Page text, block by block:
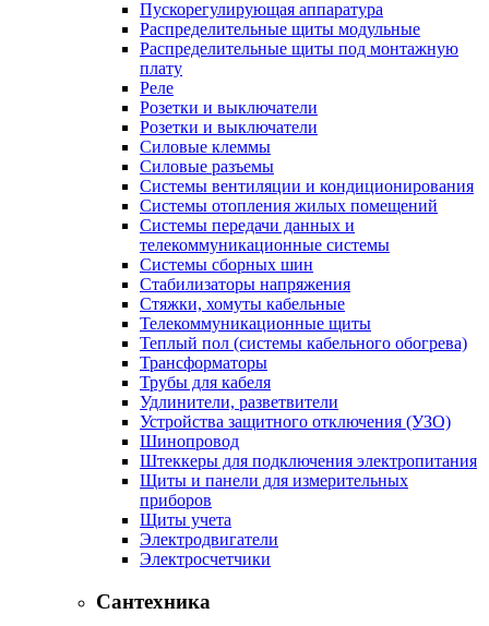
Пускорегулирующая аппаратура
Распределительные щиты модульные
Распределительные щиты под монтажную
плату
Реле
Розетки и выключатели
Розетки и выключатели
Силовые клеммы
Силовые разъемы
Системы вентиляции и кондиционирования
Системы отопления жилых помещений
Системы передачи данных и
телекоммуникационные системы
Системы сборных шин
Стабилизаторы напряжения
Стяжки, хомуты кабельные
Телекоммуникационные щиты
Теплый пол (системы кабельного обогрева)
Трансформаторы
Трубы для кабеля
Удлинители, разветвители
Устройства защитного отключения (УЗО)
Шинопровод
Штеккеры для подключения электропитания
Щиты и панели для измерительных
приборов
Щиты учета
Электродвигатели
Электросчетчики
Сантехника